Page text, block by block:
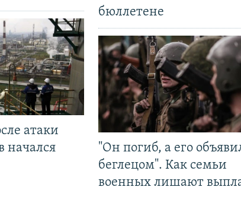
атаки
начался
бюллетене
"Он погиб, а его
беглецом". Как семьи
военных лишают